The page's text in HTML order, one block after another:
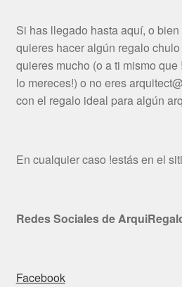
Si has llegado hasta aquí, o
quieres hacer algún regalo
quieres mucho (o a ti mismo
lo mereces!) o no eres
con el regalo ideal para algún
En cualquier caso !estás en el
Redes Sociales de
Facebook